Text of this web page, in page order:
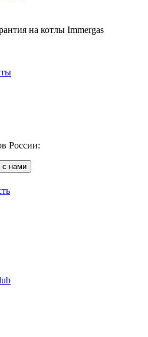
на котлы Immergas
России:
с нами